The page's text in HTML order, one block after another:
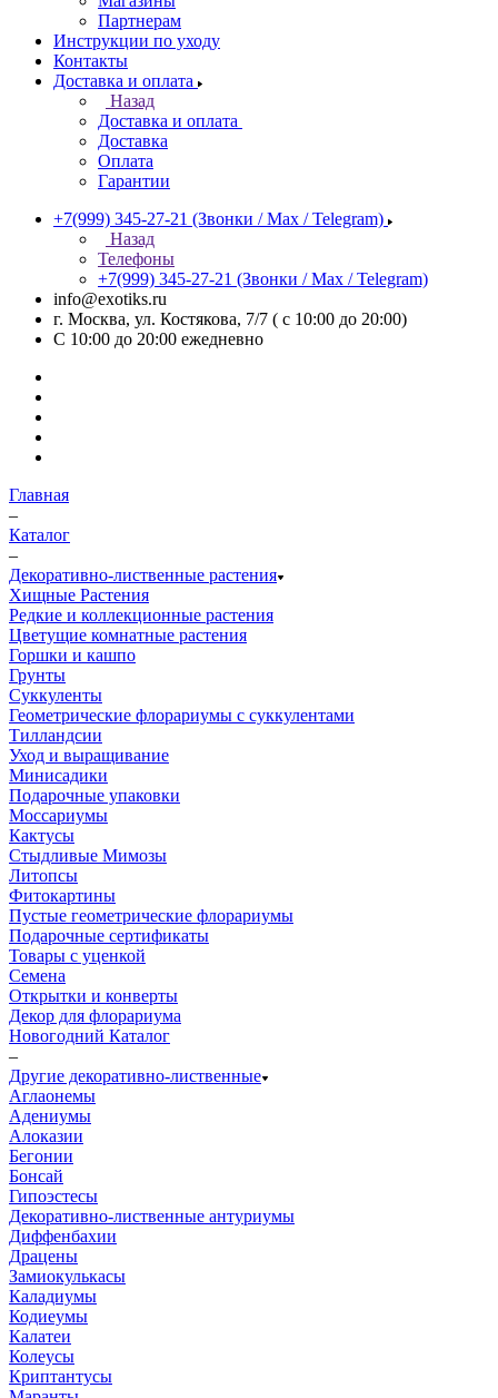
Партнерам
Инструкции по уходу
Контакты
Доставка и оплата
Назад
Доставка и оплата
Доставка
Оплата
Гарантии
+7(999) 345-27-21 (Звонки / Max / Telegram)
Назад
Телефоны
+7(999) 345-27-21 (Звонки / Max / Telegram)
info@exotiks.ru
г. Москва, ул. Костякова, 7/7 ( с 10:00 до 20:00)
С 10:00 до 20:00 ежедневно
Главная
–
Каталог
–
Декоративно-лиственные растения
Хищные Растения
Редкие и коллекционные растения
Цветущие комнатные растения
Горшки и кашпо
Грунты
Суккуленты
Геометрические флорариумы с суккулентами
Тилландсии
Уход и выращивание
Минисадики
Подарочные упаковки
Моссариумы
Кактусы
Стыдливые Мимозы
Литопсы
Фитокартины
Пустые геометрические флорариумы
Подарочные сертификаты
Товары с уценкой
Семена
Открытки и конверты
Декор для флорариума
Новогодний Каталог
–
Другие декоративно-лиственные
Аглаонемы
Адениумы
Алоказии
Бегонии
Бонсай
Гипоэстесы
Декоративно-лиственные антуриумы
Диффенбахии
Драцены
Замиокулькасы
Каладиумы
Кодиеумы
Калатеи
Колеусы
Криптантусы